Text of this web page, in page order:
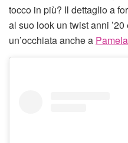
tocco in più? Il dettaglio a
al suo look un twist anni
un’occhiata anche a